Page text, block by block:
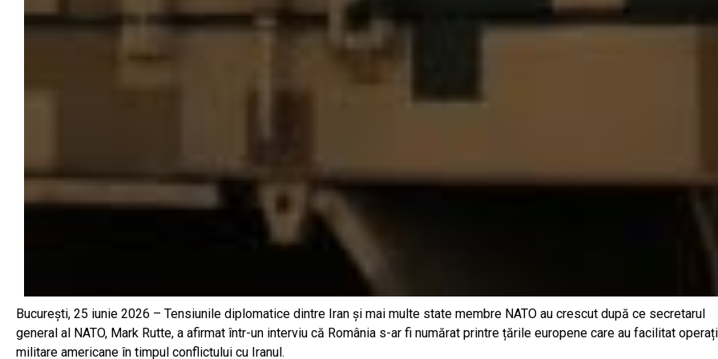
București, 25 iunie 2026 – Tensiunile diplomatice dintre Iran și mai multe state membre NATO au crescut după ce secretarul
general al NATO, Mark Rutte, a afirmat într-un interviu că România s-ar fi numărat printre țările europene care au facilitat
militare americane în timpul conflictului cu Iranul.